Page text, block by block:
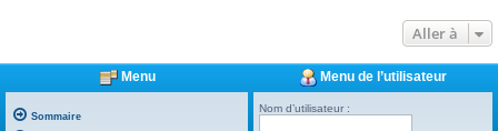
Aller à
Menu
Sommaire
Menu de l’utilisateur
Nom d’utilisateur :